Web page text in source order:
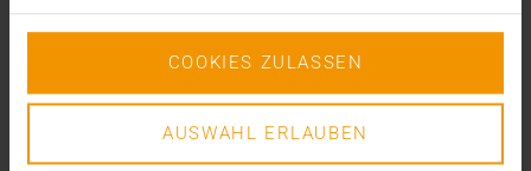
COOKIES ZULASSEN
AUSWAHL ERLAUBEN
Intern
News